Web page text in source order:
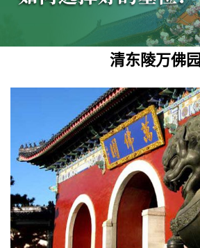
清东陵万佛园